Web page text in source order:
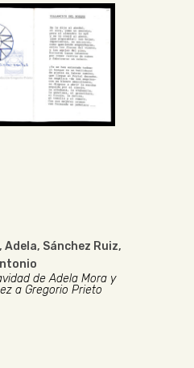
Adela, Sánchez Ruiz,
de Adela Mora y
a Gregorio Prieto